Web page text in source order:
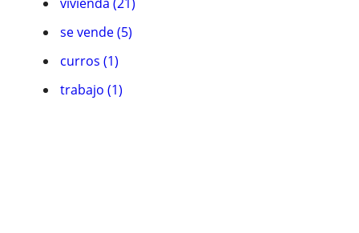
se vende (5)
curros (1)
trabajo (1)